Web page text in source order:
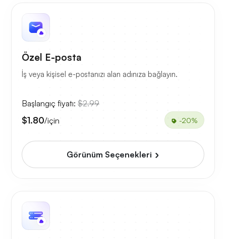
Özel E-posta
İş veya kişisel e-postanızı alan adınıza bağlayın.
Başlangıç fiyatı: $2.99
$1.80/için -20%
Görünüm Seçenekleri